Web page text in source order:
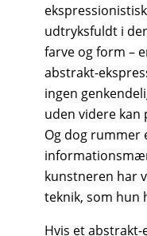
udtryksfuldt i
farve og form –
abstrakt-
ingen
uden videre kan
Og dog rummer
kunstneren har
teknik, som hun
Hvis et